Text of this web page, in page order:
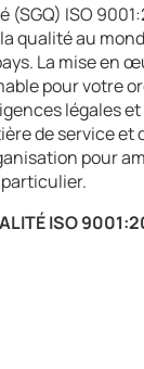
(SGQ) ISO
qualité au
La mise en
pour votre
légales
de service et
pour
ISO